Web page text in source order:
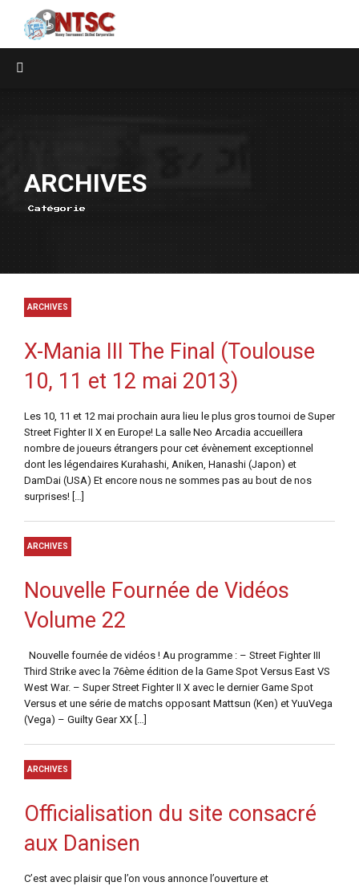
ARCHIVES
Catégorie
ARCHIVES
X-Mania III The Final (Toulouse
10, 11 et 12 mai 2013)
Les 10, 11 et 12 mai prochain aura lieu le plus gros tournoi de Super
Street Fighter II X en Europe! La salle Neo Arcadia accueillera
nombre de joueurs étrangers pour cet évènement exceptionnel
dont les légendaires Kurahashi, Aniken, Hanashi (Japon) et
DamDai (USA) Et encore nous ne sommes pas au bout de nos
surprises! […]
ARCHIVES
Nouvelle Fournée de Vidéos
Volume 22
Nouvelle fournée de vidéos ! Au programme : – Street Fighter III
Third Strike avec la 76ème édition de la Game Spot Versus East VS
West War. – Super Street Fighter II X avec le dernier Game Spot
Versus et une série de matchs opposant Mattsun (Ken) et YuuVega
(Vega) – Guilty Gear XX […]
ARCHIVES
Officialisation du site consacré
aux Danisen
C’est avec plaisir que l’on vous annonce l’ouverture et